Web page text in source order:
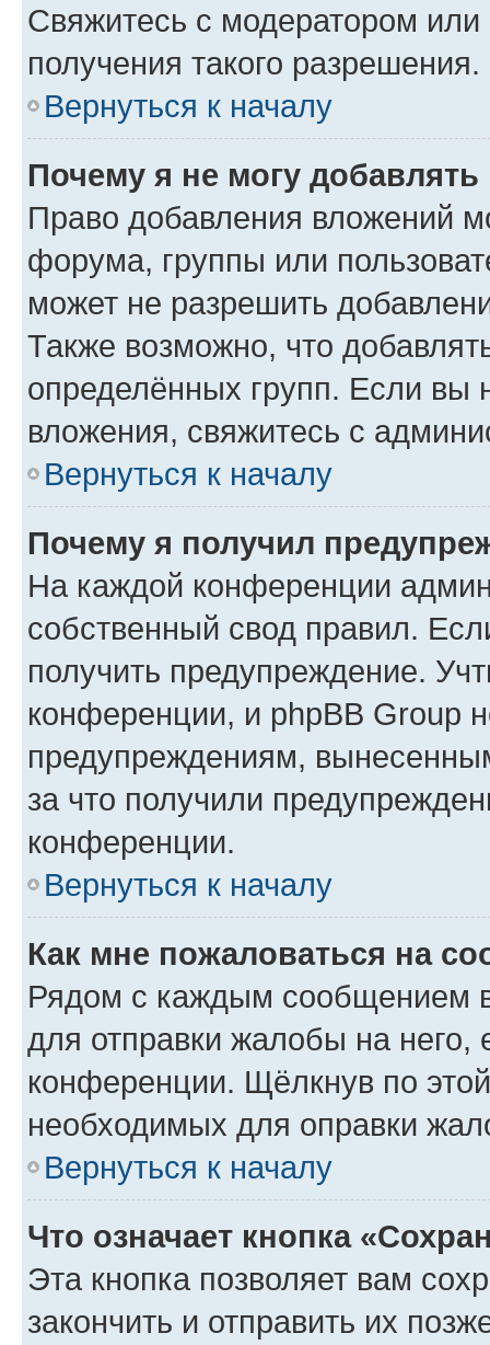
Свяжитесь с модератором
получения такого разрешения.
Вернуться к началу
Почему я не могу
Право добавления вложений
форума, группы или
может не разрешить
Также возможно, что
определённых групп. Если вы
вложения, свяжитесь с
Вернуться к началу
Почему я получил
На каждой конференции
собственный свод правил.
получить предупреждение.
конференции, и phpBB Group
предупреждениям,
за что получили
конференции.
Вернуться к началу
Как мне пожаловаться на
Рядом с каждым сообщением
для отправки жалобы на него,
конференции. Щёлкнув по
необходимых для оправки
Вернуться к началу
Что означает кнопка
Эта кнопка позволяет вам
закончить и отправить их